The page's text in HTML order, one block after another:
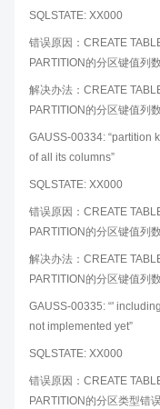
SQLSTATE: XX000
错误原因：CREATE
PARTITION的分区键值列
解决办法：CREATE
PARTITION的分区键值列
GAUSS-00334: “partition
of all its columns”
SQLSTATE: XX000
错误原因：CREATE
PARTITION的分区键值列
解决办法：CREATE
PARTITION的分区键值列
GAUSS-00335: “'
not implemented yet”
SQLSTATE: XX000
错误原因：CREATE
PARTITION的分区类型错误